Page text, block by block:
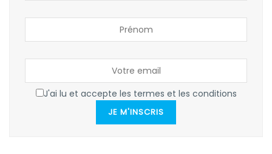
J'ai lu et accepte les termes et les conditions
JE M'INSCRIS